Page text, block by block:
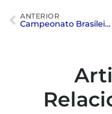
ANTERIOR
Campeonato Brasileiro de Categorias – Nado Sincronizado